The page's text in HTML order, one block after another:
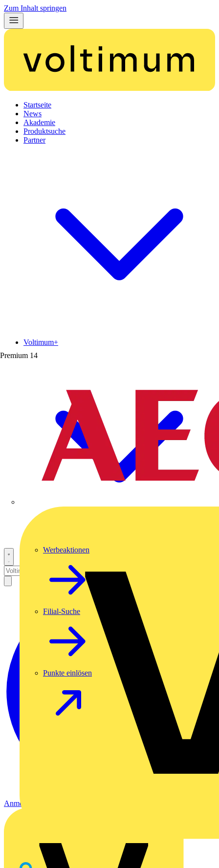
Zum Inhalt springen
Startseite
News
Akademie
Produktsuche
Partner
Premium 14
Voltimum+
Werbeaktionen
Filial-Suche
Punkte einlösen
Anmelden